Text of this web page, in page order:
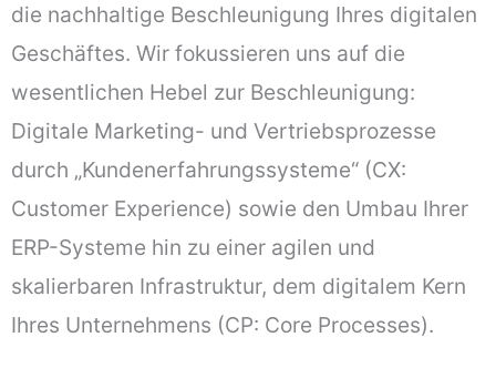
die nachhaltige Beschleunigung Ihres digitalen
Geschäftes. Wir fokussieren uns auf die
wesentlichen Hebel zur Beschleunigung:
Digitale Marketing- und Vertriebsprozesse
durch „Kundenerfahrungssysteme“ (CX:
Customer Experience) sowie den Umbau Ihrer
ERP-Systeme hin zu einer agilen und
skalierbaren Infrastruktur, dem digitalem Kern
Ihres Unternehmens (CP: Core Processes).